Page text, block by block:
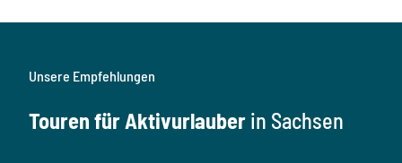
Unsere Empfehlungen
Touren für Aktivurlauber in Sachsen